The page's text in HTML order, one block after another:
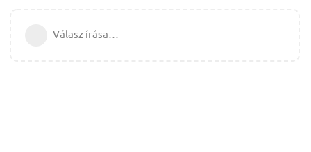
Válasz írása…